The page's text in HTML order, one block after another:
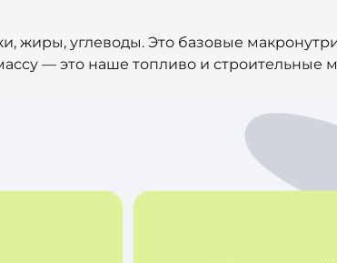
жиры, углеводы. Это базовые
— это наше топливо и строительные